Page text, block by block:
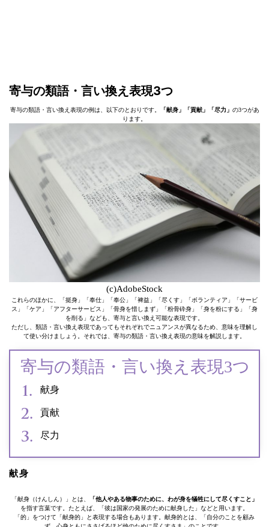
寄与の類語・言い換え表現3つ
寄与の類語・言い換え表現の例は、以下のとおりです。 「献身」「貢献」「尽力」 の3つがあ
ります。
(c)AdobeStock
これらのほかに、「挺身」「奉仕」「奉公」「裨益」「尽くす」「ボランティア」「サービ
ス」「ケア」「アフターサービス」「骨身を惜しまず」「粉骨砕身」「身を粉にする」「身
を削る」なども、寄与と言い換え可能な表現です。
ただし、類語・言い換え表現であってもそれぞれでニュアンスが異なるため、意味を理解し
て使い分けましょう。それでは、寄与の類語・言い換え表現の意味を解説します。
寄与の類語・言い換え表現3つ
献身
貢献
尽力
献身
「献身（けんしん）」とは、
「他人やある物事のために、わが身を犠牲にして尽くすこと」
を指す言葉です。たとえば、「彼は国家の発展のために献身した」などと用います。
「的」をつけて「献身的」と表現する場合もあります。献身的とは、「自分のことを顧み